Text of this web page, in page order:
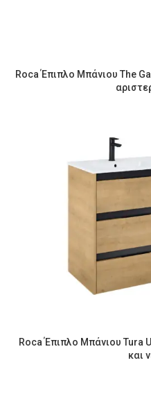
Roca Έπιπλο Μπάνιου The Gap με
Roca Έπιπλο Μπάνιου Tura
και